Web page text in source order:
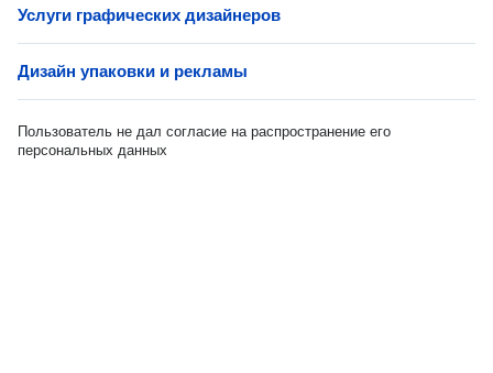
Услуги графических дизайнеров
Дизайн упаковки и рекламы
Пользователь не дал согласие на распространение его
персональных данных